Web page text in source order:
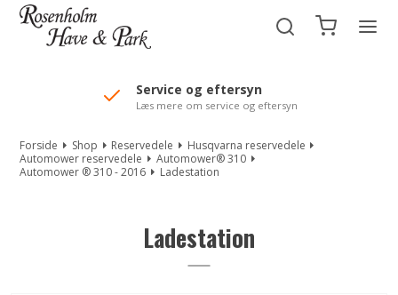
//Mailchimp autofill selected "Pakke"
Service og eftersyn
Læs mere om service og eftersyn
Forside Shop Reservedele
Husqvarna reservedele
Automower reservedele
Automower® 310
Automower ® 310 - 2016
Ladestation
Ladestation